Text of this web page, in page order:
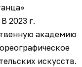
2023 г.
академию
искусств.